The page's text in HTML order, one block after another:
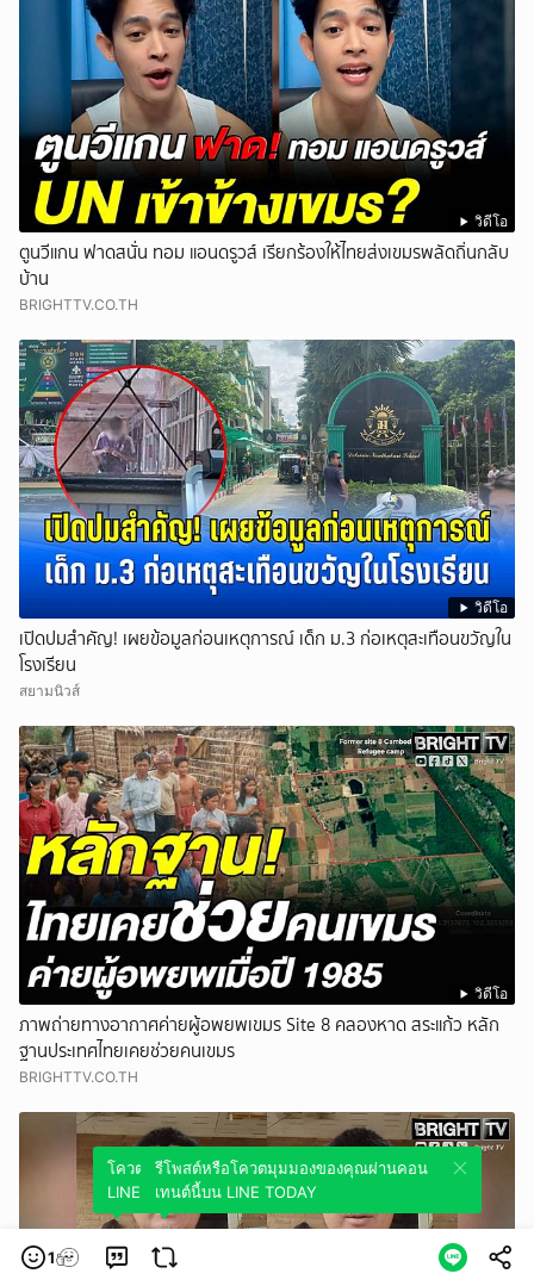
วิดีโอ
ตูนวีแกน ฟาดสนั่น ทอม แอนดรูวส์ เรียกร้องให้ไทยส่งเขมรพลัดถิ่นกลับ
บ้าน
BRIGHTTV.CO.TH
วิดีโอ
เปิดปมสำคัญ! เผยข้อมูลก่อนเหตุการณ์ เด็ก ม.3 ก่อเหตุสะเทือนขวัญใน
โรงเรียน
สยามนิวส์
วิดีโอ
ภาพถ่ายทางอากาศค่ายผู้อพยพเขมร Site 8 คลองหาด สระแก้ว หลัก
ฐานประเทศไทยเคยช่วยคนเขมร
BRIGHTTV.CO.TH
1
โควตมุมมองของคุณผ่านคอนเทนต์นี้บน
LINE TODAY
รีโพสต์หรือโควตมุมมองของคุณผ่านคอน
เทนต์นี้บน LINE TODAY